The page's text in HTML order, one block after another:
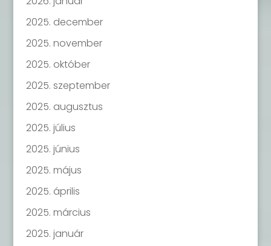
2025. december
2025. november
2025. október
2025. szeptember
2025. augusztus
2025. július
2025. június
2025. május
2025. április
2025. március
2025. január